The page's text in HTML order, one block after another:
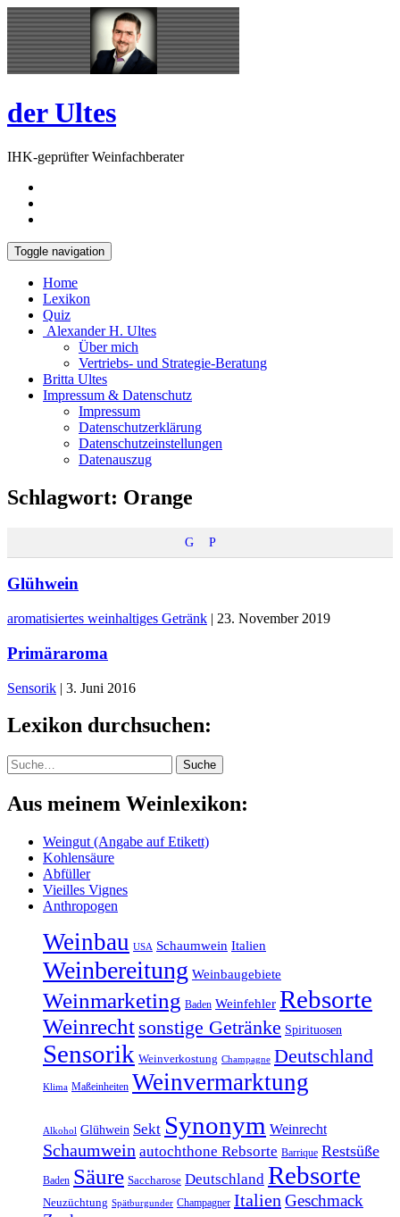
Skip
to
content
Open
Sidebar
der Ultes
IHK-geprüfter Weinfachberater
Toggle navigation
Home
Lexikon
Quiz
Alexander H. Ultes
Über mich
Vertriebs- und Strategie-Beratung
Britta Ultes
Impressum & Datenschutz
Impressum
Datenschutzerklärung
Datenschutzeinstellungen
Datenauszug
Schlagwort: Orange
G P
Glühwein
aromatisiertes weinhaltiges Getränk | 23. November 2019
Primäraroma
Sensorik | 3. Juni 2016
Lexikon durchsuchen:
Suche Suche
Aus meinem Weinlexikon:
Weingut (Angabe auf Etikett)
Kohlensäure
Abfüller
Vieilles Vignes
Anthropogen
Weinbau USA Schaumwein Italien
Weinbereitung Weinbaugebiete
Weinmarketing Baden Weinfehler Rebsorte
Weinrecht sonstige Getränke Spirituosen
Sensorik Weinverkostung Champagne Deutschland
Klima Maßeinheiten Weinvermarktung
Alkohol Glühwein Sekt Synonym Weinrecht
Schaumwein autochthone Rebsorte Barrique Restsüße
Baden Säure Saccharose Deutschland Rebsorte
Neuzüchtung Spätburgunder Champagner Italien Geschmack